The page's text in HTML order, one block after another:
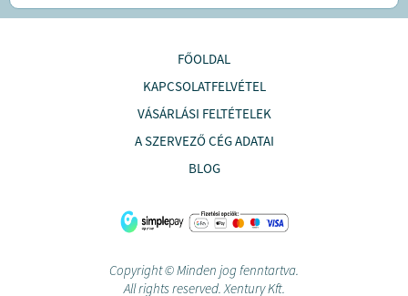
FŐOLDAL
KAPCSOLATFELVÉTEL
VÁSÁRLÁSI FELTÉTELEK
A SZERVEZŐ CÉG ADATAI
BLOG
Copyright © Minden jog fenntartva.
All rights reserved. Xentury Kft.